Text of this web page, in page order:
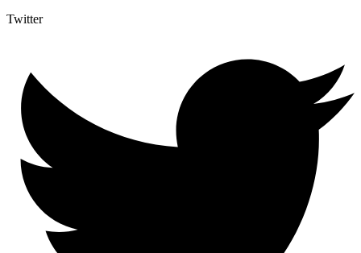
Twitter